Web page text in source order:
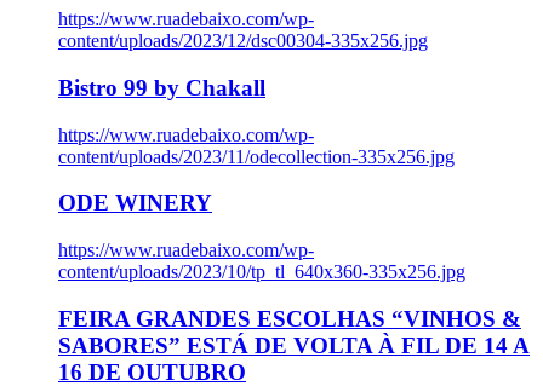
https://www.ruadebaixo.com/wp-
content/uploads/2023/12/dsc00304-335x256.jpg
Bistro 99 by Chakall
https://www.ruadebaixo.com/wp-
content/uploads/2023/11/odecollection-335x256.jpg
ODE WINERY
https://www.ruadebaixo.com/wp-
content/uploads/2023/10/tp_tl_640x360-335x256.jpg
FEIRA GRANDES ESCOLHAS “VINHOS &
SABORES” ESTÁ DE VOLTA À FIL DE 14 A
16 DE OUTUBRO